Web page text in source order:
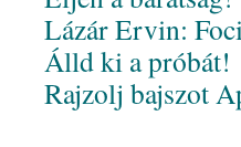
Lázár Ervin:
Álld ki a próbát!
Rajzolj bajszot